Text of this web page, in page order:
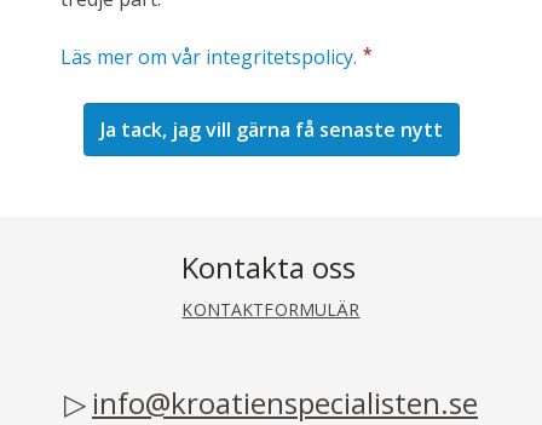
Läs mer om vår integritetspolicy. *
Kontakta oss
KONTAKTFORMULÄR
info@kroatienspecialisten.se